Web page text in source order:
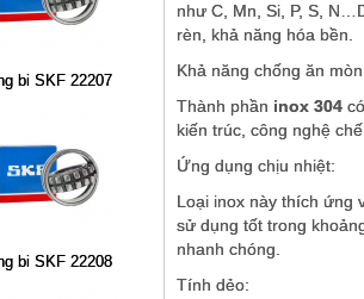
bi SKF 22207
bi SKF 22208
như C, Mn, Si, P, S,
rèn, khả năng hóa bền.
Khả năng chống ăn
Thành phần inox 304
kiến trúc, công nghệ
Ứng dụng chịu nhiệt:
Loại inox này thích ứng
sử dụng tốt trong
nhanh chóng.
Tính dẻo: